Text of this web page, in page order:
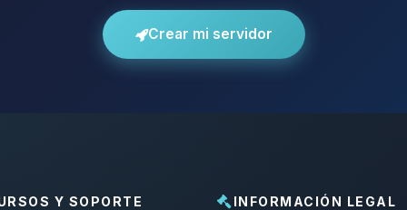
Crear mi servidor
Y SOPORTE INFORMACIÓN LEGAL